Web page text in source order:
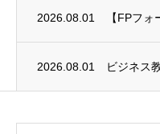
2026.08.01
2026.08.01